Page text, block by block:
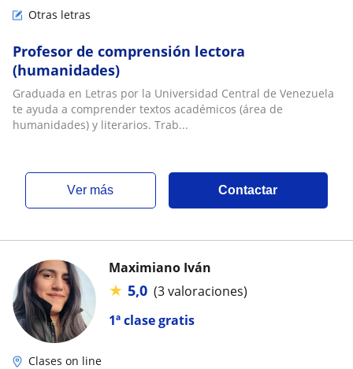
Otras letras
Profesor de comprensión lectora
(humanidades)
Graduada en Letras por la Universidad Central de Venezuela
te ayuda a comprender textos académicos (área de
humanidades) y literarios. Trab...
ver más Contactar
1ª clase gratis
Maximiano Iván
★ 5,0 (3 valoraciones)
Clases on line